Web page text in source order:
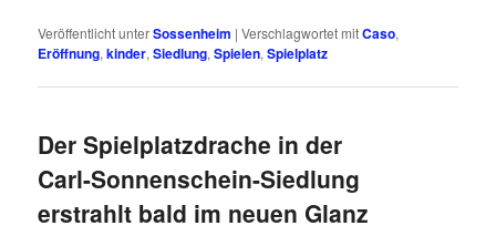
Veröffentlicht unterSossenheim |Verschlagwortet mitCaso,
Eröffnung,kinder,Siedlung,Spielen,Spielplatz
Der Spielplatzdrache in der
Carl-Sonnenschein-Siedlung
erstrahlt bald im neuen Glanz